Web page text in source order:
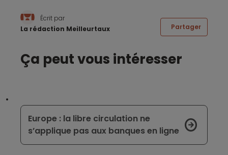
Écrit par
La rédaction Meilleurtaux
Partager
Ça peut vous intéresser
Europe : la libre circulation ne
s’applique pas aux banques en ligne